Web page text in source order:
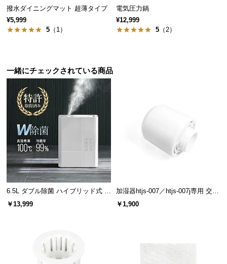
い
て
ャ
ン
セ
ル
つ
い
て
保
証
に
撥水ダイニングマット 超薄タイプ
¥5,999
5 （1）
電気圧力鍋
¥12,999
5 （2）
一緒にチェックされている商品
6.5L ダブル除菌 ハイブリッド式 U
Vライト+ヒーター除菌機能付き
￥13,999
加湿器htjs-007／htjs-007j専用 交換
用カートリッジ
￥1,900